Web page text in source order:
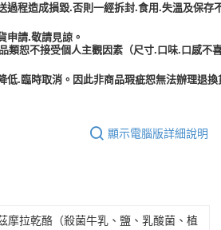
過程造成損毀.否則一經拆封.食用.失溫及保存
類恕不接受個人主觀因素（尺寸.口味.口感不
低.臨時取消。因此非商品瑕疵恕無法辦理退
顯示電腦版詳細說明
摩拉乾酪（殺菌牛乳、鹽、乳酸菌、植